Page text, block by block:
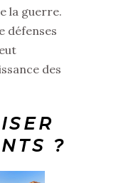
la guerre.
défenses
des
?